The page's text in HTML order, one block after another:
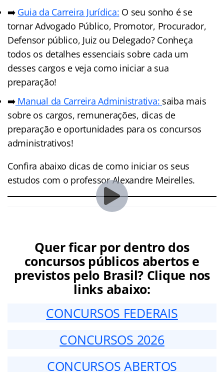
➡️ Guia da Carreira Jurídica: O seu sonho é se
tornar Advogado Público, Promotor, Procurador,
Defensor público, Juiz ou Delegado? Conheça
todos os detalhes essenciais sobre cada um
desses cargos e veja como iniciar a sua
preparação!
➡️Manual da Carreira Administrativa: saiba mais
sobre os cargos, remunerações, dicas de
preparação e oportunidades para os concursos
administrativos!
Confira abaixo dicas de como iniciar os seus
estudos com o professor Alexandre Meirelles.
Quer ficar por dentro dos
concursos públicos abertos e
previstos pelo Brasil? Clique nos
links abaixo:
CONCURSOS FEDERAIS
CONCURSOS 2026
CONCURSOS ABERTOS